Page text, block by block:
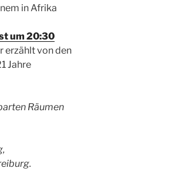
in Afrika
um 20:30
erzählt von den
Jahre
Räumen